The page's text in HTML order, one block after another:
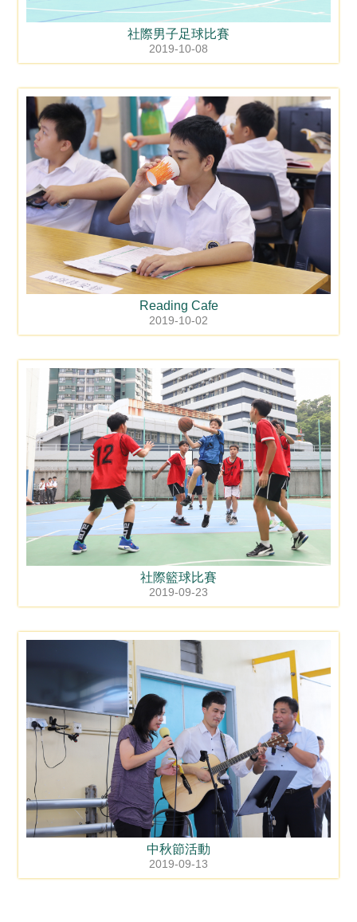
社際男子足球比賽
2019-10-08
Reading Cafe
2019-10-02
社際籃球比賽
2019-09-23
中秋節活動
2019-09-13